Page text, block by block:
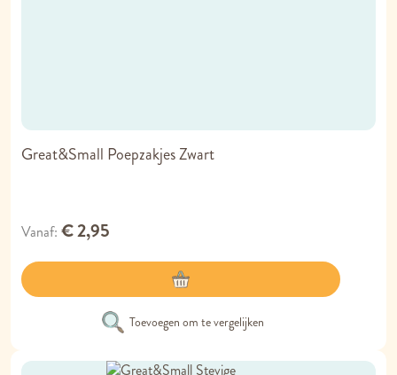
Great&Small Poepzakjes Zwart
Vanaf € 2,95
Toevoegen om te vergelijken